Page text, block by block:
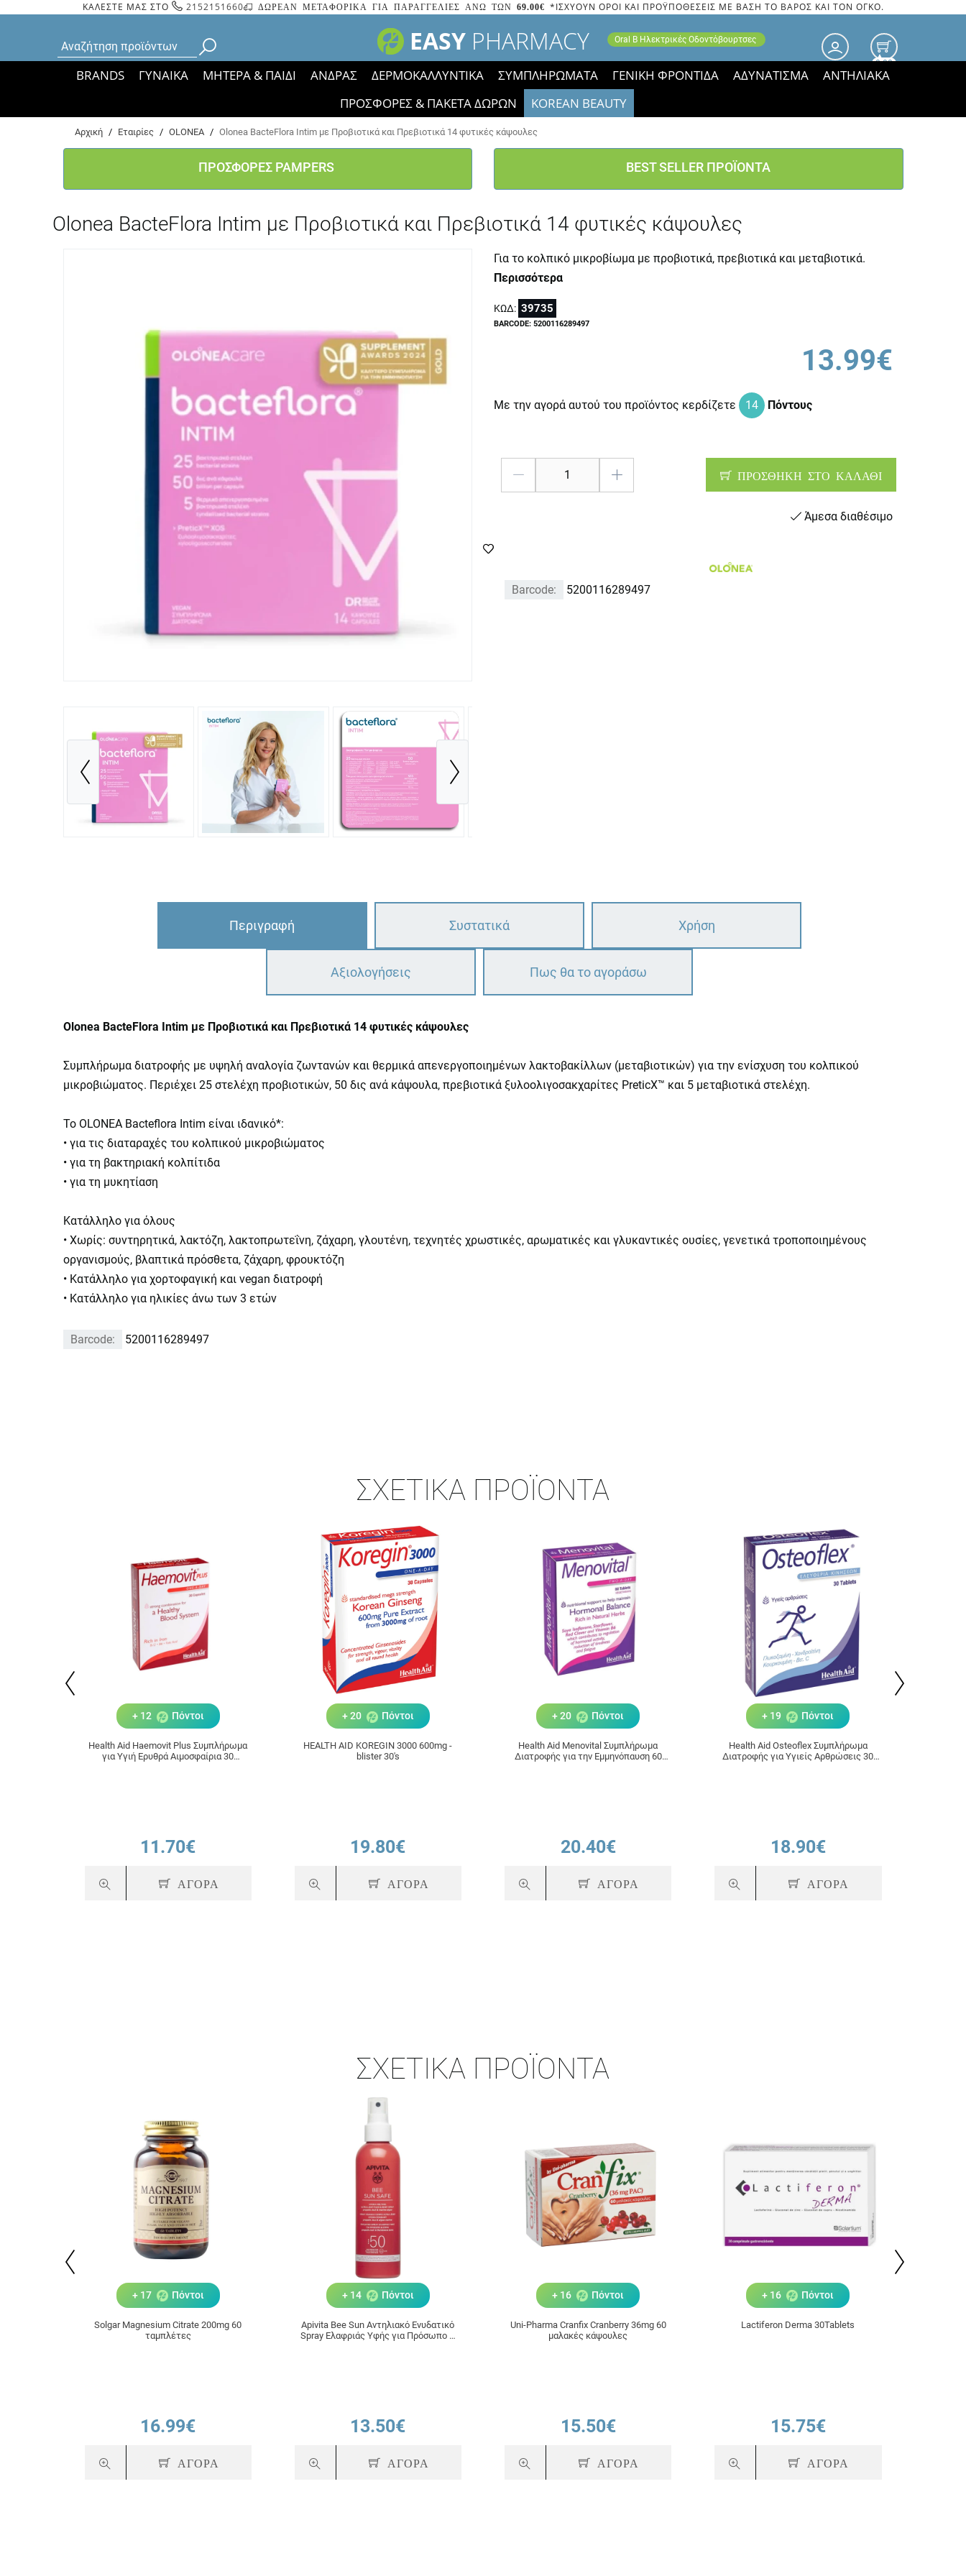
ΚΑΛΕΣΤΕ ΜΑΣ ΣΤΟ 2152151660 ΔΩΡΕΑΝ ΜΕΤΑΦΟΡΙΚΑ ΓΙΑ ΠΑΡΑΓΓΕΛΙΕΣ ΑΝΩ ΤΩΝ 69.00€ *ΙΣΧΥΟΥΝ ΟΡΟΙ ΚΑΙ ΠΡΟΫΠΟΘΕΣΕΙΣ ΜΕ ΒΑΣΗ ΤΟ ΒΑΡΟΣ ΚΑΙ ΤΟΝ ΟΓΚΟ.
EASY PHARMACY Oral B Ηλεκτρικές Οδοντόβουρτσες
0.00
BRANDS ΓΥΝΑΙΚΑ ΜΗΤΕΡΑ & ΠΑΙΔΙ ΑΝΔΡΑΣ ΔΕΡΜΟΚΑΛΛΥΝΤΙΚΑ ΣΥΜΠΛΗΡΩΜΑΤΑ ΓΕΝΙΚΗ ΦΡΟΝΤΙΔΑ ΑΔΥΝΑΤΙΣΜΑ
ΑΝΤΗΛΙΑΚΑ
ΠΡΟΣΦΟΡΕΣ & ΠΑΚΕΤΑ ΔΩΡΩΝ
KOREAN BEAUTY
Bάσει ΦΕΚ 35935/2023 τα εικονίδια των εκπτώσεων έφυγαν, οι χαμηλές μας τιμές ΠΑΡΑΜΕΝΟΥΝ!
Αρχική / Εταιρίες / OLONEA / Olonea BacteFlora Intim με Προβιοτικά και Πρεβιοτικά 14 φυτικές κάψουλες
ΠΡΟΣΦΟΡΕΣ PAMPERS BEST SELLER ΠΡΟΪΟΝΤΑ
Olonea BacteFlora Intim με Προβιοτικά και Πρεβιοτικά 14 φυτικές κάψουλες
Για το κολπικό μικροβίωμα με προβιοτικά, πρεβιοτικά και μεταβιοτικά.
Περισσότερα
ΚΩΔ: 39735
BARCODE: 5200116289497
13.99€
Με την αγορά αυτού του προϊόντος κερδίζετε 14 Πόντους
ΠΡΟΣΘΗΚΗ ΣΤΟ ΚΑΛΑΘΙ
Άμεσα διαθέσιμο
Barcode: 5200116289497
Περιγραφή Συστατικά Χρήση
Αξιολογήσεις Πως θα το αγοράσω
Olonea BacteFlora Intim με Προβιοτικά και Πρεβιοτικά 14 φυτικές κάψουλες
Συμπλήρωμα διατροφής με υψηλή αναλογία ζωντανών και θερμικά απενεργοποιημένων λακτοβακίλλων (μεταβιοτικών) για την ενίσχυση του κολπικού
μικροβιώματος. Περιέχει 25 στελέχη προβιοτικών, 50 δις ανά κάψουλα, πρεβιοτικά ξυλοολιγοσακχαρίτες PreticX™ και 5 μεταβιοτικά στελέχη.
Το OLONEA Bacteflora Intim είναι ιδανικό*:
• για τις διαταραχές του κολπικού μικροβιώματος
• για τη βακτηριακή κολπίτιδα
• για τη μυκητίαση
Κατάλληλο για όλους
• Χωρίς: συντηρητικά, λακτόζη, λακτοπρωτεΐνη, ζάχαρη, γλουτένη, τεχνητές χρωστικές, αρωματικές και γλυκαντικές ουσίες, γενετικά τροποποιημένους
οργανισμούς, βλαπτικά πρόσθετα, ζάχαρη, φρουκτόζη
• Κατάλληλο για χορτοφαγική και vegan διατροφή
• Κατάλληλο για ηλικίες άνω των 3 ετών
Barcode: 5200116289497
ΣΧΕΤΙΚΆ ΠΡΟΪΌΝΤΑ
+ 12 Πόντοι
Health Aid Haemovit Plus Συμπλήρωμα
για Υγιή Ερυθρά Αιμοσφαίρια 30
11.70€
ΑΓΟΡΑ
+ 20 Πόντοι
HEALTH AID KOREGIN 3000 600mg -
blister 30's
19.80€
ΑΓΟΡΑ
+ 20 Πόντοι
Health Aid Menovital Συμπλήρωμα
Διατροφής για την Εμμηνόπαυση 60
20.40€
ΑΓΟΡΑ
+ 19 Πόντοι
Health Aid Osteoflex Συμπλήρωμα
Διατροφής για Υγιείς Αρθρώσεις 30
18.90€
ΑΓΟΡΑ
ΣΧΕΤΙΚΆ ΠΡΟΪΌΝΤΑ
+ 17 Πόντοι
Solgar Magnesium Citrate 200mg 60
ταμπλέτες
16.99€
ΑΓΟΡΑ
+ 14 Πόντοι
Apivita Bee Sun Αντηλιακό Ενυδατικό
Spray Ελαφριάς Υφής για Πρόσωπο &
13.50€
ΑΓΟΡΑ
+ 16 Πόντοι
Uni-Pharma Cranfix Cranberry 36mg 60
μαλακές κάψουλες
15.50€
ΑΓΟΡΑ
+ 16 Πόντοι
Lactiferon Derma 30Tablets
15.75€
ΑΓΟΡΑ